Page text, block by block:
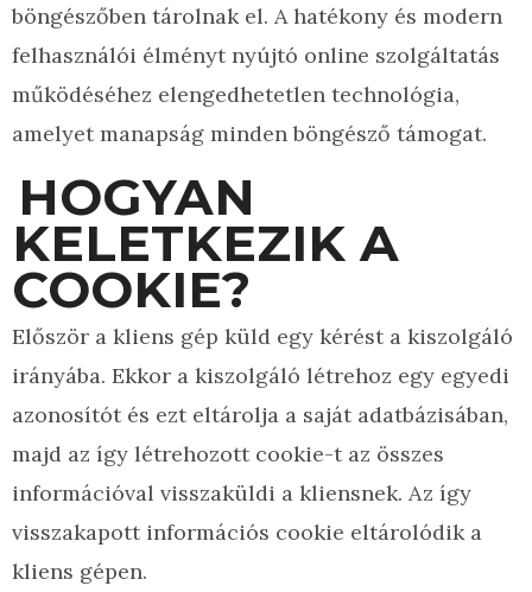
böngészőben tárolnak el. A hatékony és modern
felhasználói élményt nyújtó online szolgáltatás
működéséhez elengedhetetlen technológia,
amelyet manapság minden böngésző támogat.
HOGYAN
KELETKEZIK A
COOKIE?
Először a kliens gép küld egy kérést a kiszolgáló
irányába. Ekkor a kiszolgáló létrehoz egy egyedi
azonosítót és ezt eltárolja a saját adatbázisában,
majd az így létrehozott cookie-t az összes
információval visszaküldi a kliensnek. Az így
visszakapott információs cookie eltárolódik a
kliens gépen.